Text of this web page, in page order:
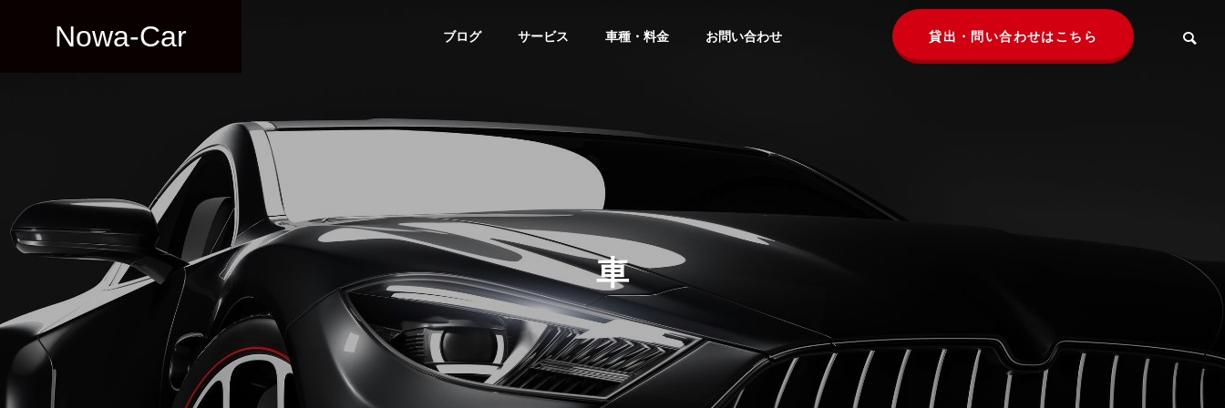
Nowa-Car ブログ サービス 車種・料金 お問い合わせ 貸出・問い合わせはこちら
ブログ
BLOG
が
品川ナンバーの希少性と魅
力。特別なナンバーの価値と
車
「わ」「れ」ではないから、
レンタカーであることがバレ
ない！品川ナンバー高級車レ
ンタルの隠れたメリット
記念日やデートに最適！品川
ナンバーの高級輸入車で叶え
るラグジュアリーな一日
もたらすステータスとは？
力。特別なナ
その背景
サービス
SERVICE
品川ナンバーカーシェアリングサービス
CARSHARE
車両オーナー登録
OWNER REGISTRATION
車